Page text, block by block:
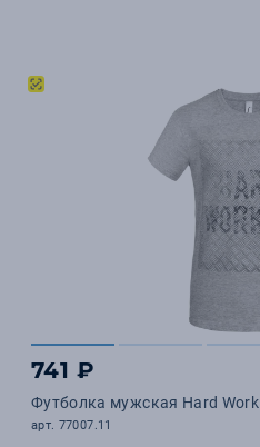
741 ₽
Футболка мужская Hard Work
арт. 77007.11